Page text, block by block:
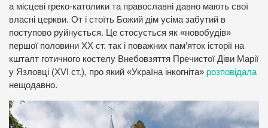
а місцеві греко-католики та православні давно мають свої
власні церкви. От і стоїть Божий дім усіма забутий в
поступово руйнується. Це стосується як «новобудів»
першої половини ХХ ст. так і поважних пам’яток історії на
кшталт готичного костелу Внебовзяття Пречистої Діви Марії
у Язловці (XVI ст.), про який «Україна інкогніта» розповідала
нещодавно.